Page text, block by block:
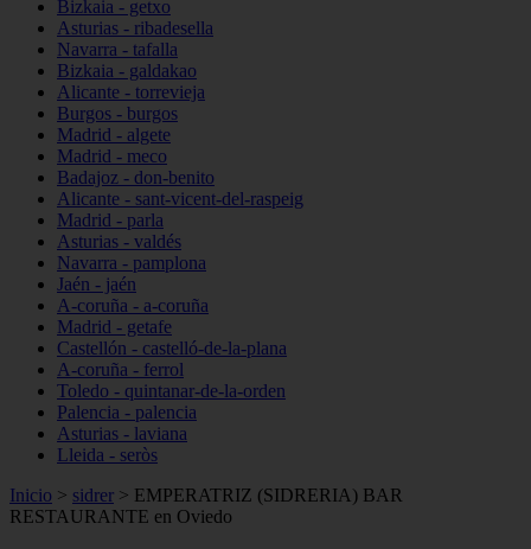
Bizkaia - getxo
Asturias - ribadesella
Navarra - tafalla
Bizkaia - galdakao
Alicante - torrevieja
Burgos - burgos
Madrid - algete
Madrid - meco
Badajoz - don-benito
Alicante - sant-vicent-del-raspeig
Madrid - parla
Asturias - valdés
Navarra - pamplona
Jaén - jaén
A-coruña - a-coruña
Madrid - getafe
Castellón - castelló-de-la-plana
A-coruña - ferrol
Toledo - quintanar-de-la-orden
Palencia - palencia
Asturias - laviana
Lleida - seròs
Inicio > sidrer > EMPERATRIZ (SIDRERIA) BAR
RESTAURANTE en Oviedo